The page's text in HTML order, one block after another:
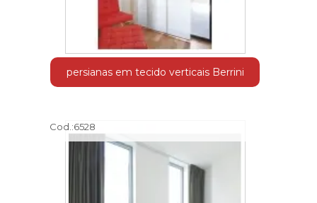
persianas em tecido verticais Berrini
Cod.:6528